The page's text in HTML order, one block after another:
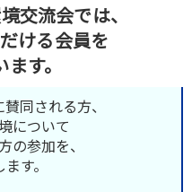
交流会では、
ける会員を
す。
同される方、
について
の参加を、
す。